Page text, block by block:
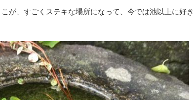
が、すごくステキな場所になって、今では池以上に好き